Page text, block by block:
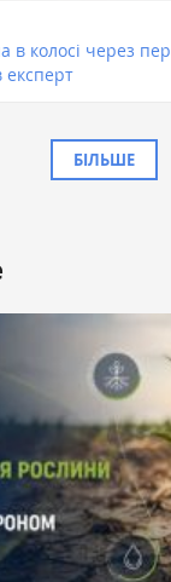
в колосі через
експерт
БІЛЬШЕ